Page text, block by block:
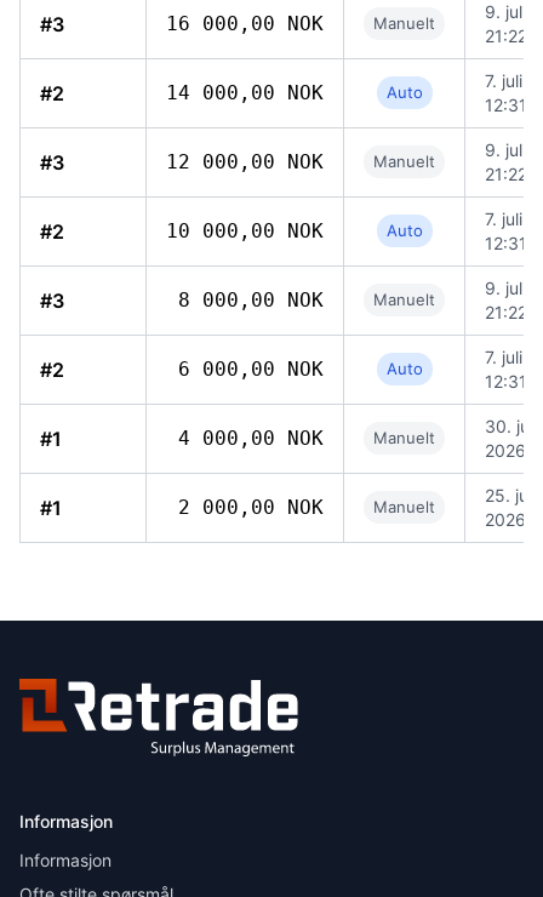
#3 16 000,00 NOK Manuelt
9. juli
21:22
#2 14 000,00 NOK Auto
7. juli
12:31
#3 12 000,00 NOK Manuelt
9. juli
21:22
#2 10 000,00 NOK Auto
7. juli
12:31
#3 8 000,00 NOK Manuelt
9. juli
21:22
#2 6 000,00 NOK Auto
7. juli
12:31
#1 4 000,00 NOK Manuelt
30. juni
2026,
#1 2 000,00 NOK Manuelt
25. juni
2026,
Informasjon
Informasjon